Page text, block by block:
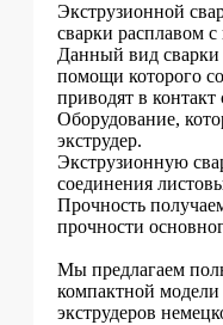
Экструзионной
сварки расплавом
Данный вид сварки
помощи которого
приводят в
Оборудование,
экструдер.
Экструзионную
соединения
Прочность
прочности
Мы предлагаем
компактной модели
экструдеров